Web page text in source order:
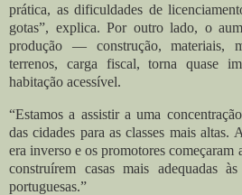
prática, as dificuldades de
gotas”, explica. Por outro lado, o
produção — construção, materiais,
terrenos, carga fiscal, torna quase
habitação acessível.
“Estamos a assistir a uma
das cidades para as classes mais
era inverso e os promotores começaram
construírem casas mais adequadas
portuguesas.”